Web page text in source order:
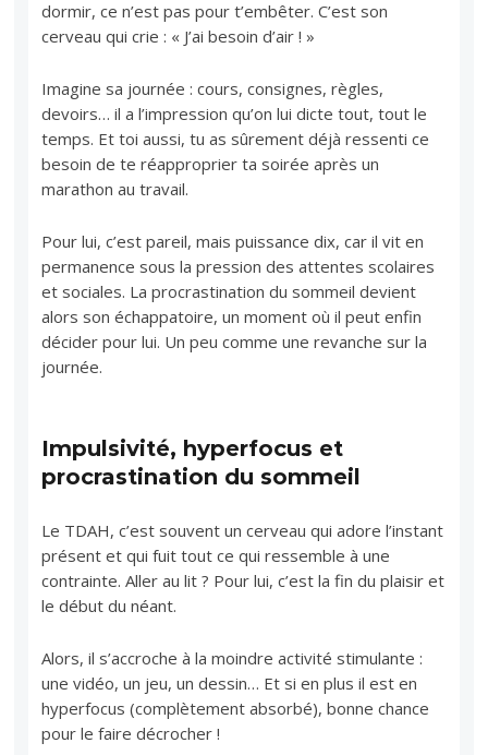
dormir, ce n’est pas pour t’embêter. C’est son
cerveau qui crie : « J’ai besoin d’air ! »
Imagine sa journée : cours, consignes, règles,
devoirs… il a l’impression qu’on lui dicte tout, tout le
temps. Et toi aussi, tu as sûrement déjà ressenti ce
besoin de te réapproprier ta soirée après un
marathon au travail.
Pour lui, c’est pareil, mais puissance dix, car il vit en
permanence sous la pression des attentes scolaires
et sociales. La procrastination du sommeil devient
alors son échappatoire, un moment où il peut enfin
décider pour lui. Un peu comme une revanche sur la
journée.
Impulsivité, hyperfocus et
procrastination du sommeil
Le TDAH, c’est souvent un cerveau qui adore l’instant
présent et qui fuit tout ce qui ressemble à une
contrainte. Aller au lit ? Pour lui, c’est la fin du plaisir et
le début du néant.
Alors, il s’accroche à la moindre activité stimulante :
une vidéo, un jeu, un dessin… Et si en plus il est en
hyperfocus (complètement absorbé), bonne chance
pour le faire décrocher !